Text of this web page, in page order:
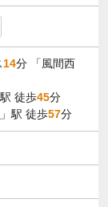
14分 「風間西
駅 徒歩45分
」駅 徒歩57分